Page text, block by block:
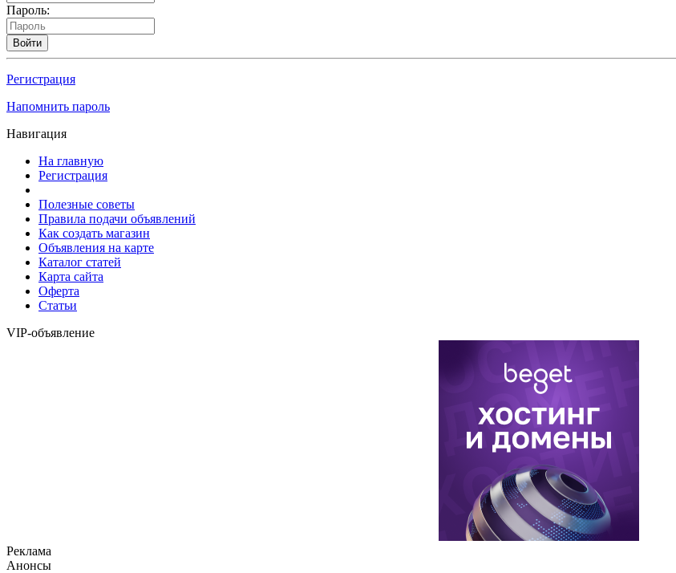
Пароль:
Войти
Регистрация
Напомнить пароль
Навигация
На главную
Регистрация
Полезные советы
Правила подачи объявлений
Как создать магазин
Объявления на карте
Каталог статей
Карта сайта
Оферта
Статьи
VIP-объявление
Реклама
Анонсы